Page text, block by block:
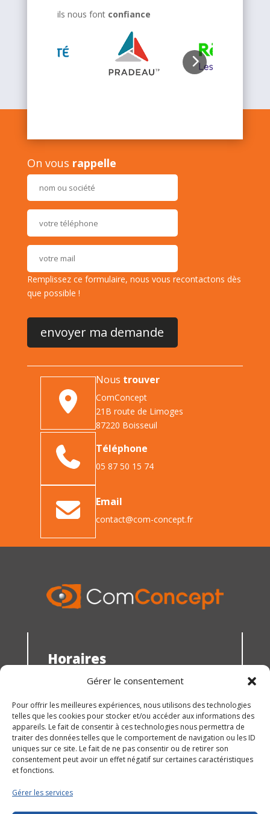
Gérer le consentement
Pour offrir les meilleures expériences, nous utilisons des technologies
telles que les cookies pour stocker et/ou accéder aux informations des
appareils. Le fait de consentir à ces technologies nous permettra de
traiter des données telles que le comportement de navigation ou les ID
uniques sur ce site. Le fait de ne pas consentir ou de retirer son
consentement peut avoir un effet négatif sur certaines caractéristiques
et fonctions.
Gérer les services
ils nous font confiance
On vous rappelle
Remplissez ce formulaire, nous vous recontactons dès
que possible !
Nous trouver
ComConcept
21B route de Limoges
87220 Boisseuil
Téléphone
05 87 50 15 74
Email
contact@com-concept.fr
Horaires
du lundi au jeudi : 8h30 - 12h00 et 13h30 -
le vendredi : 10h30 - 15h00
Vous souhaitez nous rencontrer ? prenez
RDV !
© 2026 ComConcept |Mentions légales